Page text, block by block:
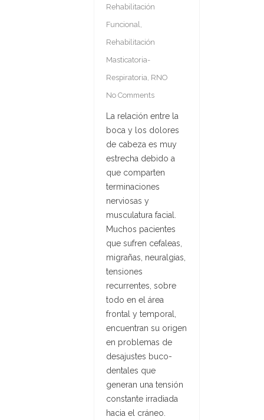
Rehabilitación
Funcional,
Rehabilitación
Masticatoria-
Respiratoria, RNO
No Comments
La relación entre la
boca y los dolores
de cabeza es muy
estrecha debido a
que comparten
terminaciones
nerviosas y
musculatura facial.
Muchos pacientes
que sufren cefaleas,
migrañas, neuralgias,
tensiones
recurrentes, sobre
todo en el área
frontal y temporal,
encuentran su origen
en problemas de
desajustes buco-
dentales que
generan una tensión
constante irradiada
hacia el cráneo.